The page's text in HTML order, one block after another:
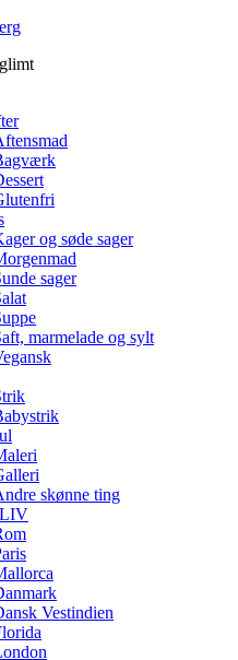
og søde sager
sager
marmelade og sylt
skønne ting
Vestindien